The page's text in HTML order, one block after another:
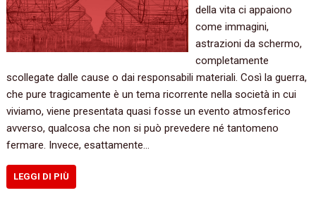
della vita ci appaiono
come immagini,
astrazioni da schermo,
completamente
scollegate dalle cause o dai responsabili materiali. Così la guerra,
che pure tragicamente è un tema ricorrente nella società in cui
viviamo, viene presentata quasi fosse un evento atmosferico
avverso, qualcosa che non si può prevedere né tantomeno
fermare. Invece, esattamente…
LEGGI DI PIÙ